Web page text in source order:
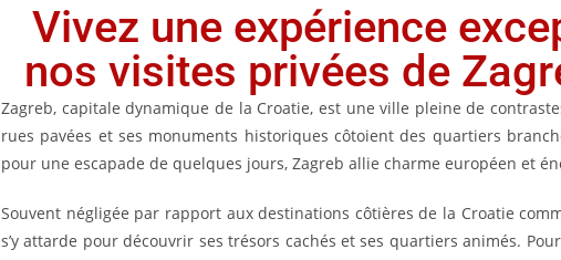
Vivez une expérience
nos visites privées de
Zagreb, capitale dynamique de la Croatie, est une ville pleine de
rues pavées et ses monuments historiques côtoient des quartiers
pour une escapade de quelques jours, Zagreb allie charme européen et
Souvent négligée par rapport aux destinations côtières de la Croatie
s’y attarde pour découvrir ses trésors cachés et ses quartiers animés.